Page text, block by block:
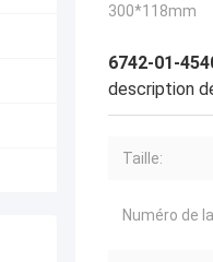
300*118mm
6742-01-
description
Taille:
Numéro de